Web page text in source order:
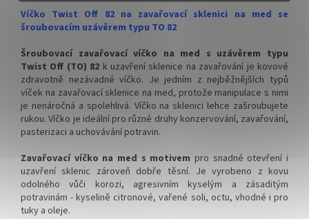
✅ Pro výhodnější cenu kupte
celý karton
✅ Víčka skladem a ihned k
odeslání!
Kupte karton víček a máte
na něj dopravu ZDARMA!
✅ Pro výhodnější cenu kupte
celý karton
✅ Víčka skladem a ihned k
odeslání!
Kupte karton víček 700 ks a
máte na něj dopravu
ZDARMA!
Víčko Twist Off 82 na zavařovací sklenici na med se
šroubovacím uzávěrem typu TO 82
Šroubovací zavařovací víčko na med s uzávěrem typu
Twist Off (TO) 82 k uzavření sklenice na zavařování je kovové
zdravotně nezávadné víčko. Je jedním z nejběžnějších typů
víček na zavařovací sklenice na med, protože manipulace s nimi
je nenáročná a spolehlivá. Víčko na sklenici lehce zašroubujete
rukou. Víčko je ideální pro různé druhy konzervování, zavařování,
pasterizaci a uchovávání potravin.
Zavařovací víčko na med s motivem pro snadné otevření i
uzavření sklenic zároveň dobře těsní. Je vyrobeno z kovu
odolného vůči korozi, agresivním kyselým a zásaditým
potravinám - kyselině citronové, vařené soli, octu, vhodné i pro
tuky a oleje.